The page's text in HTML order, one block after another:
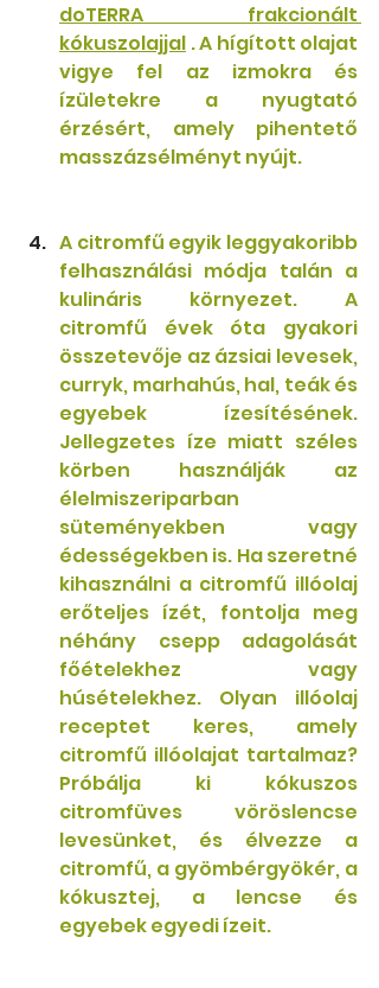
doTERRA frakcionált
kókuszolajjal . A hígított olajat
vigye fel az izmokra és
ízületekre a nyugtató
érzésért, amely pihentető
masszázsélményt nyújt.
A citromfű egyik leggyakoribb
felhasználási módja talán a
kulináris környezet. A
citromfű évek óta gyakori
összetevője az ázsiai levesek,
curryk, marhahús, hal, teák és
egyebek ízesítésének.
Jellegzetes íze miatt széles
körben használják az
élelmiszeriparban
süteményekben vagy
édességekben is. Ha szeretné
kihasználni a citromfű illóolaj
erőteljes ízét, fontolja meg
néhány csepp adagolását
főételekhez vagy
húsételekhez. Olyan illóolaj
receptet keres, amely
citromfű illóolajat tartalmaz?
Próbálja ki kókuszos
citromfüves vöröslencse
levesünket, és élvezze a
citromfű, a gyömbérgyökér, a
kókusztej, a lencse és
egyebek egyedi ízeit.